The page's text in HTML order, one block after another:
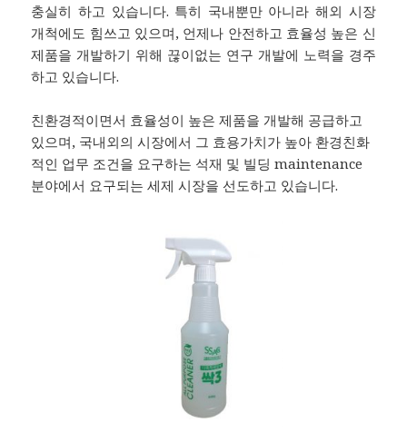
충실히 하고 있습니다. 특히 국내뿐만 아니라 해외 시장
개척에도 힘쓰고 있으며, 언제나 안전하고 효율성 높은 신
제품을 개발하기 위해 끊이없는 연구 개발에 노력을 경주
하고 있습니다.
친환경적이면서 효율성이 높은 제품을 개발해 공급하고
있으며, 국내외의 시장에서 그 효용가치가 높아 환경친화
적인 업무 조건을 요구하는 석재 및 빌딩 maintenance
분야에서 요구되는 세제 시장을 선도하고 있습니다.